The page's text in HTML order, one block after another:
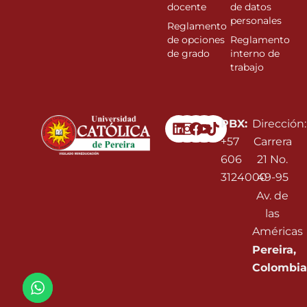
Linkedin
Instagram
Facebook
Youtube
PBX:
+57
606
3124000
Dirección:
Carrera
21 No.
49-95
Av. de
las
Américas
Pereira,
Colombia
docente
Reglamento
de opciones
de grado
de datos
personales
Reglamento
interno de
trabajo